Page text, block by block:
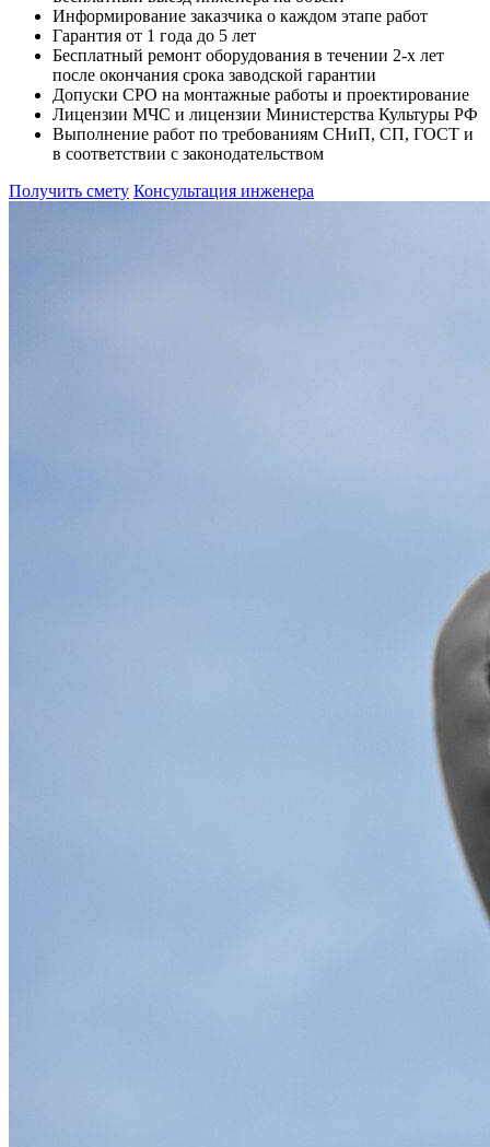
Информирование заказчика о каждом этапе работ
Гарантия от 1 года до 5 лет
Бесплатный ремонт оборудования в течении 2-х лет
после окончания срока заводской гарантии
Допуски СРО на монтажные работы и проектирование
Лицензии МЧС и лицензии Министерства Культуры РФ
Выполнение работ по требованиям СНиП, СП, ГОСТ и
в соответствии с законодательством
Получить смету Консультация инженера